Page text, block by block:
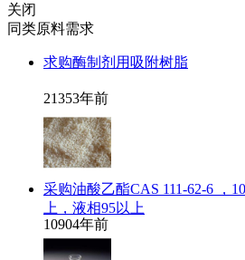
关闭
同类原料需求
求购酶制剂用吸附树脂
21353年前
采购油酸乙酯CAS 111-62-6 ，
上，液相95以上
10904年前